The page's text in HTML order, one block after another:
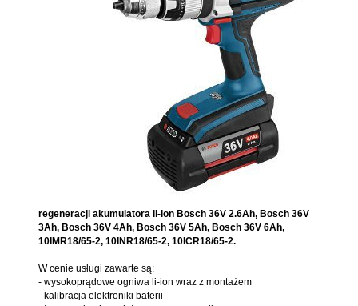
regeneracji akumulatora li-ion Bosch 36V 2.6Ah, Bosch 36V
3Ah, Bosch 36V 4Ah, Bosch 36V 5Ah, Bosch 36V 6Ah,
10IMR18/65-2, 10INR18/65-2, 10ICR18/65-2.
W cenie usługi zawarte są:
- wysokoprądowe ogniwa li-ion wraz z montażem
- kalibracja elektroniki baterii